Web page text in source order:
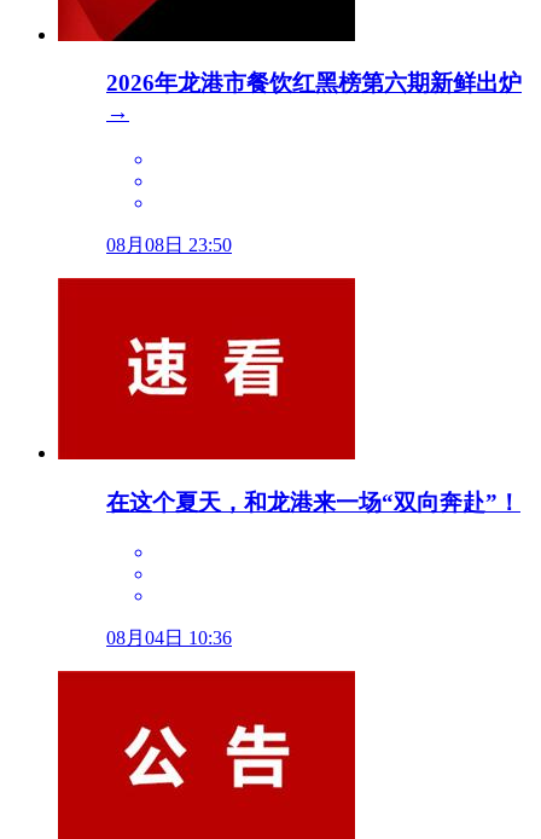
2026年龙港市餐饮红黑榜第六期新鲜出炉
→
08月08日 23:50
在这个夏天，和龙港来一场“双向奔赴”！
08月04日 10:36